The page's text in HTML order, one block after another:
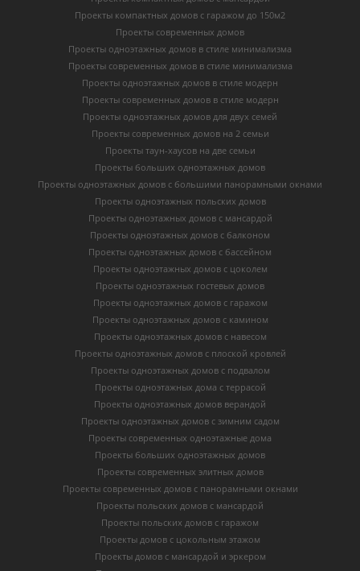
Проекты компактных домов с гаражом до 150м2
Проекты современных домов
Проекты одноэтажных домов в стиле минимализма
Проекты современных домов в стиле минимализма
Проекты одноэтажных домов в стиле модерн
Проекты современных домов в стиле модерн
Проекты одноэтажных домов для двух семей
Проекты современных домов на 2 семьи
Проекты таун-хаусов на две семьи
Проекты больших одноэтажных домов
Проекты одноэтажных домов с большими панорамными окнами
Проекты одноэтажных польских домов
Проекты одноэтажных домов с мансардой
Проекты одноэтажных домов с балконом
Проекты одноэтажных домов с бассейном
Проекты одноэтажных домов с цоколем
Проекты одноэтажных гостевых домов
Проекты одноэтажных домов с гаражом
Проекты одноэтажных домов с камином
Проекты одноэтажных домов с навесом
Проекты одноэтажных домов с плоской кровлей
Проекты одноэтажных домов с подвалом
Проекты одноэтажных дома с террасой
Проекты одноэтажных домов верандой
Проекты одноэтажных домов с зимним садом
Проекты современных одноэтажные дома
Проекты больших одноэтажных домов
Проекты современных элитных домов
Проекты современных домов с панорамными окнами
Проекты польских домов с мансардой
Проекты польских домов с гаражом
Проекты домов с цокольным этажом
Проекты домов с мансардой и эркером